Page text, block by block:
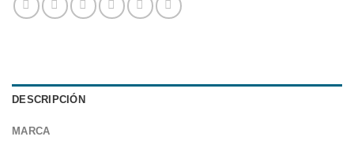
DESCRIPCIÓN
MARCA